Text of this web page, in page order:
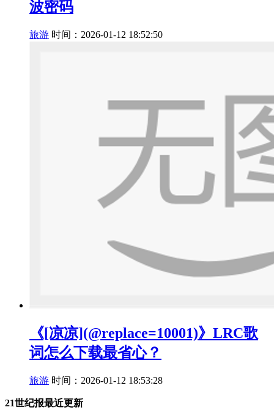
波密码
旅游 时间：2026-01-12 18:52:50
《[凉凉](@replace=10001)》LRC歌
词怎么下载最省心？
旅游 时间：2026-01-12 18:53:28
21世纪报最近更新